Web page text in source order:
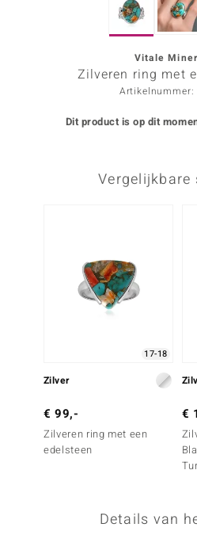
Vitale
Zilveren ring met
Artikelnummer:
Dit product is op dit
Vergelijkbare
17-18
Zilver
€ 99,-
Zilveren ring met een
edelsteen
€
Details van